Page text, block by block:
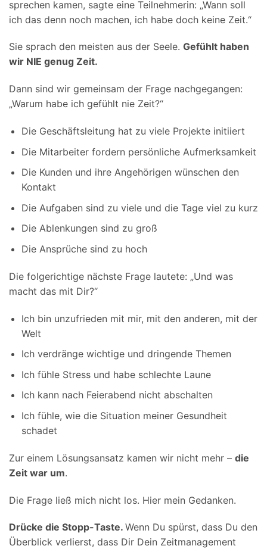
sprechen kamen, sagte eine Teilnehmerin: „Wann soll
ich das denn noch machen, ich habe doch keine Zeit.“
Sie sprach den meisten aus der Seele. Gefühlt haben
wir NIE genug Zeit.
Dann sind wir gemeinsam der Frage nachgegangen:
„Warum habe ich gefühlt nie Zeit?“
Die Geschäftsleitung hat zu viele Projekte initiiert
Die Mitarbeiter fordern persönliche Aufmerksamkeit
Die Kunden und ihre Angehörigen wünschen den
Kontakt
Die Aufgaben sind zu viele und die Tage viel zu kurz
Die Ablenkungen sind zu groß
Die Ansprüche sind zu hoch
Die folgerichtige nächste Frage lautete: „Und was
macht das mit Dir?“
Ich bin unzufrieden mit mir, mit den anderen, mit der
Welt
Ich verdränge wichtige und dringende Themen
Ich fühle Stress und habe schlechte Laune
Ich kann nach Feierabend nicht abschalten
Ich fühle, wie die Situation meiner Gesundheit
schadet
Zur einem Lösungsansatz kamen wir nicht mehr – die
Zeit war um.
Die Frage ließ mich nicht los. Hier mein Gedanken.
Drücke die Stopp-Taste. Wenn Du spürst, dass Du den
Überblick verlierst, dass Dir Dein Zeitmanagement